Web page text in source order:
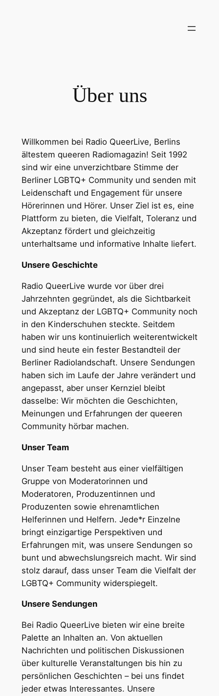
Über uns
Willkommen bei Radio QueerLive, Berlins
ältestem queeren Radiomagazin! Seit 1992
sind wir eine unverzichtbare Stimme der
Berliner LGBTQ+ Community und senden mit
Leidenschaft und Engagement für unsere
Hörerinnen und Hörer. Unser Ziel ist es, eine
Plattform zu bieten, die Vielfalt, Toleranz und
Akzeptanz fördert und gleichzeitig
unterhaltsame und informative Inhalte liefert.
Unsere Geschichte
Radio QueerLive wurde vor über drei
Jahrzehnten gegründet, als die Sichtbarkeit
und Akzeptanz der LGBTQ+ Community noch
in den Kinderschuhen steckte. Seitdem
haben wir uns kontinuierlich weiterentwickelt
und sind heute ein fester Bestandteil der
Berliner Radiolandschaft. Unsere Sendungen
haben sich im Laufe der Jahre verändert und
angepasst, aber unser Kernziel bleibt
dasselbe: Wir möchten die Geschichten,
Meinungen und Erfahrungen der queeren
Community hörbar machen.
Unser Team
Unser Team besteht aus einer vielfältigen
Gruppe von Moderatorinnen und
Moderatoren, Produzentinnen und
Produzenten sowie ehrenamtlichen
Helferinnen und Helfern. Jede*r Einzelne
bringt einzigartige Perspektiven und
Erfahrungen mit, was unsere Sendungen so
bunt und abwechslungsreich macht. Wir sind
stolz darauf, dass unser Team die Vielfalt der
LGBTQ+ Community widerspiegelt.
Unsere Sendungen
Bei Radio QueerLive bieten wir eine breite
Palette an Inhalten an. Von aktuellen
Nachrichten und politischen Diskussionen
über kulturelle Veranstaltungen bis hin zu
persönlichen Geschichten – bei uns findet
jeder etwas Interessantes. Unsere